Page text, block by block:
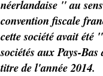
néerlandaise " au
convention fiscale
cette société avait
sociétés aux Pays-
titre de l'année 2014.